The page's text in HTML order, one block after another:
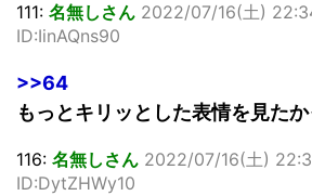
111: 名無しさん 2022/07/16(土)
ID:IinAQns90
>>64
もっとキリッとした表情を見た
116: 名無しさん 2022/07/16(土)
ID:DytZHWy10